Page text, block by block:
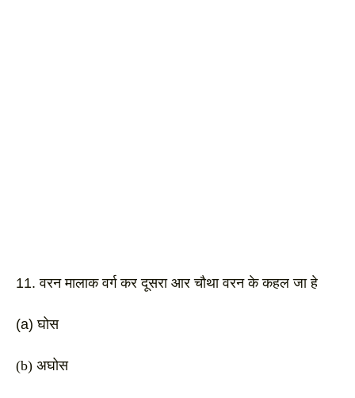
11. वरन मालाक वर्ग कर दूसरा आर चौथा वरन के कहल जा हे
(a) घोस
(b) अघोस